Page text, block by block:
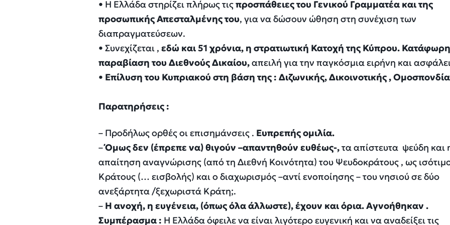
• Η Ελλάδα στηρίζει πλήρως τιςπροσπάθειες του Γενικού Γραμματέα και της
προσωπικής Απεσταλμένης του, για να δώσουν ώθηση στη συνέχιση των
διαπραγματεύσεων.
• Συνεχίζεται , εδώ και 51 χρόνια, η στρατιωτική Κατοχή της Κύπρου. Κατάφωρη
παραβίαση του Διεθνούς Δικαίου,απειλή για την παγκόσμια ειρήνη και
• Επίλυση του Κυπριακού στη βάση της : Διζωνικής, Δικοινοτικής ,
Παρατηρήσεις :
– Προδήλως ορθές οι επισημάνσεις . Ευπρεπής ομιλία.
–Όμως δεν (έπρεπε να) θιγούν –απαντηθούν ευθέως-,τα απίστευτα ψεύδη και
απαίτηση αναγνώρισης (από τη Διεθνή Κοινότητα) του Ψευδοκράτους , ως
Κράτους (… εισβολής) και ο διαχωρισμός –αντί ενοποίησης – του νησιού σε δύο
ανεξάρτητα /ξεχωριστά Κράτη;.
– Η ανοχή, η ευγένεια, (όπως όλα άλλωστε),έχουν και όρια. Αγνοήθηκαν .
Συμπέρασμα : Η Ελλάδα όφειλε να είναι λιγότερο ευγενική και να αναδείξει τις